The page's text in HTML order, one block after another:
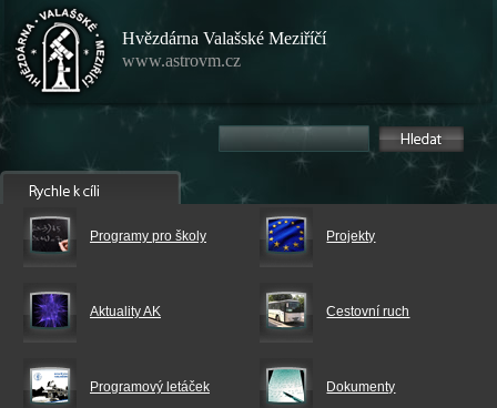
Hvězdárna Valašské Meziříčí
www.astrovm.cz
Programy pro školy Projekty
Aktuality AK Cestovní ruch
Programový letáček Dokumenty